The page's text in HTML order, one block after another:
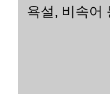
욕설, 비속어